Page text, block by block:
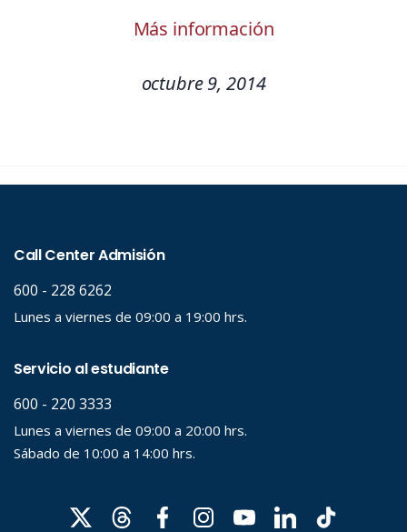
Más información
octubre 9, 2014